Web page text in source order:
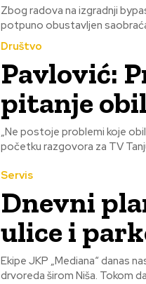
Zbog radova na izgradnji
potpuno obustavljen
Društvo
Pavlović:
pitanje
„Ne postoje problemi koje
početku razgovora za TV
Servis
Dnevni
ulice i
Ekipe JKP „Mediana“ danas
drvoreda širom Niša. Tokom